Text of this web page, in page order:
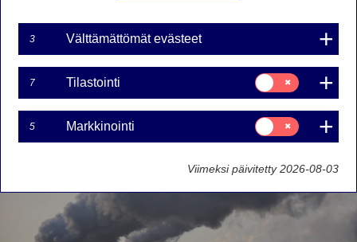
3 Välttämättömät evästeet
7 Tilastointi
Suostumusvalinta:
Tilastointi
5 Markkinointi
Suostumusvalinta:
Markkinointi
Viimeksi päivitetty 2026-08-03